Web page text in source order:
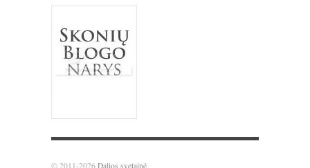
© 2011-2026 Dalios svetainė